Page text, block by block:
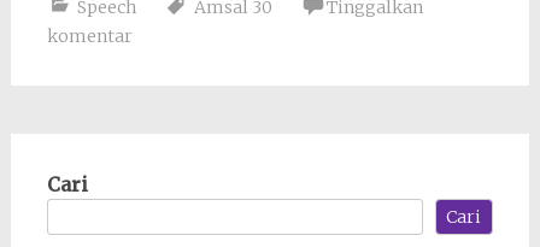
Speech Amsal 30
Tinggalkan
komentar
Cari
Cari